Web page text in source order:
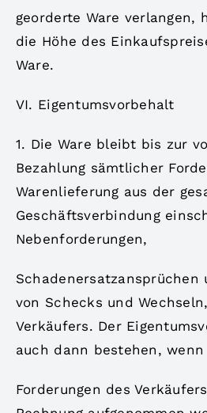
georderte Ware verlangen,
die Höhe des
Ware.
VI. Eigentumsvorbehalt
1. Die Ware bleibt bis zur
Bezahlung sämtlicher
Warenlieferung aus der
Geschäftsverbindung
Nebenforderungen,
Schadenersatzansprüchen
von Schecks und
Verkäufers. Der
auch dann bestehen,
Forderungen des